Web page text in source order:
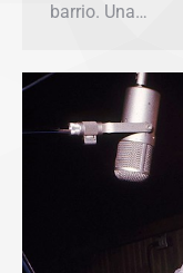
barrio. Una…